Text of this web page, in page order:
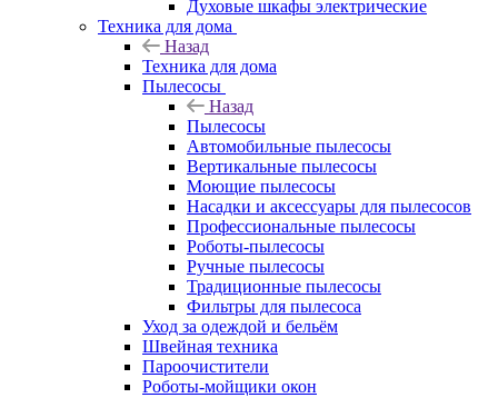
Духовые шкафы электрические
Техника для дома
Назад
Техника для дома
Пылесосы
Назад
Пылесосы
Автомобильные пылесосы
Вертикальные пылесосы
Моющие пылесосы
Насадки и аксессуары для пылесосов
Профессиональные пылесосы
Роботы-пылесосы
Ручные пылесосы
Традиционные пылесосы
Фильтры для пылесоса
Уход за одеждой и бельём
Швейная техника
Пароочистители
Роботы-мойщики окон